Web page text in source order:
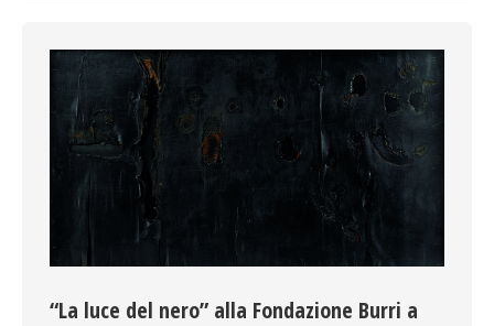
“La luce del nero” alla Fondazione Burri a